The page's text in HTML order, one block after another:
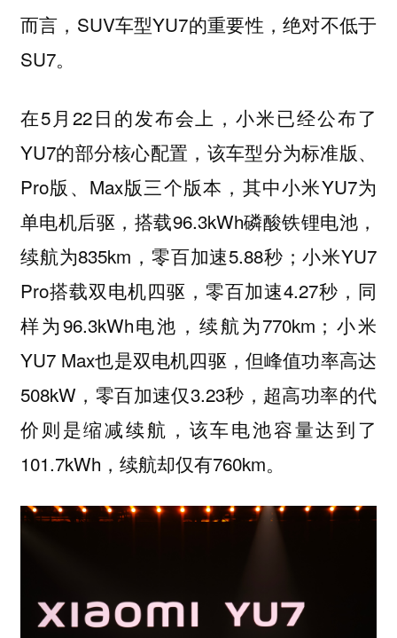
而言，SUV车型YU7的重要性，绝对不低于
SU7。
在5月22日的发布会上，小米已经公布了
YU7的部分核心配置，该车型分为标准版、
Pro版、Max版三个版本，其中小米YU7为
单电机后驱，搭载96.3kWh磷酸铁锂电池，
续航为835km，零百加速5.88秒；小米YU7
Pro搭载双电机四驱，零百加速4.27秒，同
样为96.3kWh电池，续航为770km；小米
YU7 Max也是双电机四驱，但峰值功率高达
508kW，零百加速仅3.23秒，超高功率的代
价则是缩减续航，该车电池容量达到了
101.7kWh，续航却仅有760km。